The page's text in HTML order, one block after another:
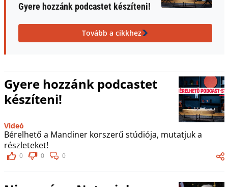
Gyere hozzánk podcastet készíteni!
Tovább a cikkhez
Gyere hozzánk podcastet
készíteni!
Videó
Bérelhető a Mandiner korszerű stúdiója, mutatjuk a
részleteket!
0 0 0